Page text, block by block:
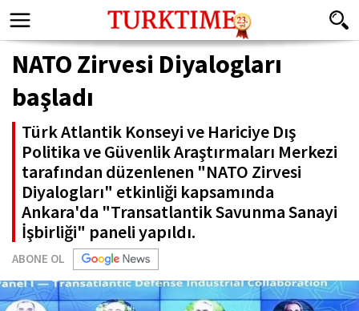
NATO Zirvesi Diyalogları
başladı
Türk Atlantik Konseyi ve Hariciye Dış
Politika ve Güvenlik Araştırmaları Merkezi
tarafından düzenlenen "NATO Zirvesi
Diyalogları" etkinliği kapsamında
Ankara'da "Transatlantik Savunma Sanayi
İşbirliği" paneli yapıldı.
ABONE OL